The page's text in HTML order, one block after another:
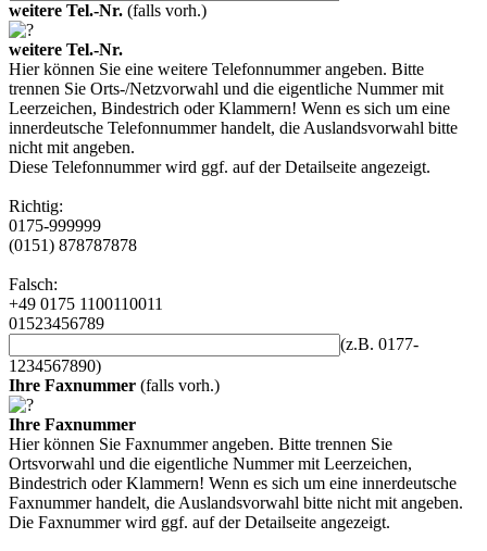
weitere Tel.-Nr. (falls vorh.)
weitere Tel.-Nr.
Hier können Sie eine weitere Telefonnummer angeben. Bitte
trennen Sie Orts-/Netzvorwahl und die eigentliche Nummer mit
Leerzeichen, Bindestrich oder Klammern! Wenn es sich um eine
innerdeutsche Telefonnummer handelt, die Auslandsvorwahl bitte
nicht mit angeben.
Diese Telefonnummer wird ggf. auf der Detailseite angezeigt.
Richtig:
0175-999999
(0151) 878787878
Falsch:
+49 0175 1100110011
01523456789
(z.B. 0177-
1234567890)
Ihre Faxnummer (falls vorh.)
Ihre Faxnummer
Hier können Sie Faxnummer angeben. Bitte trennen Sie
Ortsvorwahl und die eigentliche Nummer mit Leerzeichen,
Bindestrich oder Klammern! Wenn es sich um eine innerdeutsche
Faxnummer handelt, die Auslandsvorwahl bitte nicht mit angeben.
Die Faxnummer wird ggf. auf der Detailseite angezeigt.